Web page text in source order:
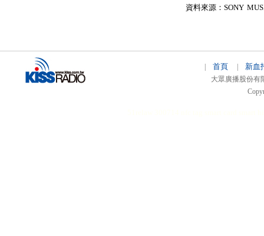
資料來源：SONY
首頁 新血
大眾廣播股份有